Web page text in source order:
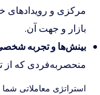
مرکزی و رویدادهای
بازار و جهت آن.
بینش‌ها و تجربه
منحصربه‌فردی که از
استراتژی معاملاتی